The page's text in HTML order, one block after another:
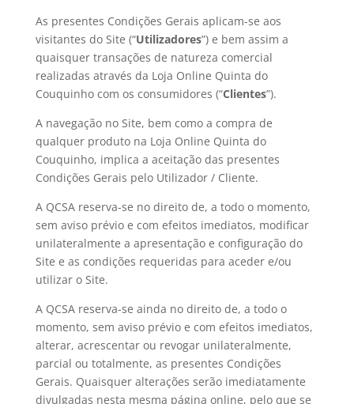
As presentes Condições Gerais aplicam-se aos
visitantes do Site (“Utilizadores”) e bem assim a
quaisquer transações de natureza comercial
realizadas através da Loja Online Quinta do
Couquinho com os consumidores (“Clientes”).
A navegação no Site, bem como a compra de
qualquer produto na Loja Online Quinta do
Couquinho, implica a aceitação das presentes
Condições Gerais pelo Utilizador / Cliente.
A QCSA reserva-se no direito de, a todo o momento,
sem aviso prévio e com efeitos imediatos, modificar
unilateralmente a apresentação e configuração do
Site e as condições requeridas para aceder e/ou
utilizar o Site.
A QCSA reserva-se ainda no direito de, a todo o
momento, sem aviso prévio e com efeitos imediatos,
alterar, acrescentar ou revogar unilateralmente,
parcial ou totalmente, as presentes Condições
Gerais. Quaisquer alterações serão imediatamente
divulgadas nesta mesma página online, pelo que se